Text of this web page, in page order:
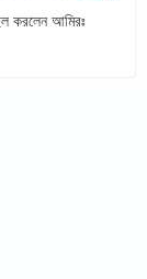
করলেন আমিরঃ